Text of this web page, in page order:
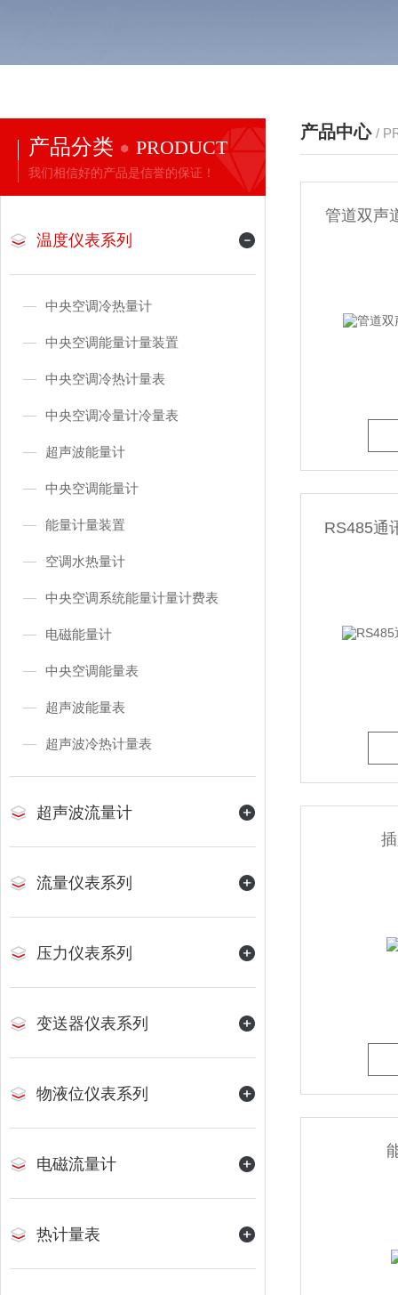
产品分类 PRODUCT
我们相信好的产品是信誉的保证！
温度仪表系列
中央空调冷热量计
中央空调能量计量装置
中央空调冷热计量表
中央空调冷量计冷量表
超声波能量计
中央空调能量计
能量计量装置
空调水热量计
中央空调系统能量计量计费表
电磁能量计
中央空调能量表
超声波能量表
超声波冷热计量表
超声波流量计
流量仪表系列
压力仪表系列
变送器仪表系列
物液位仪表系列
电磁流量计
热计量表
产品中心 /
管道双声
RS485通